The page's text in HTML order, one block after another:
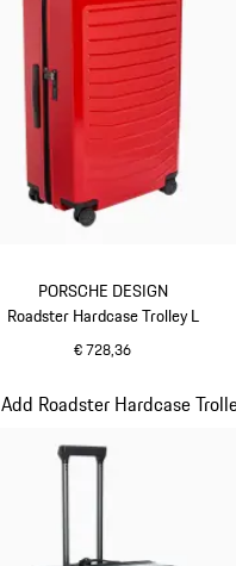
PORSCHE DESIGN
Roadster Hardcase Trolley L
€ 728,36
Add Roadster Hardcase